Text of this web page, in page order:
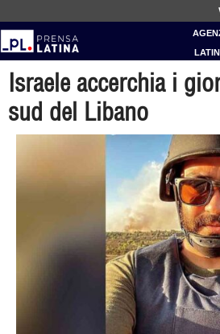
Israele accerchia i
sud del Libano